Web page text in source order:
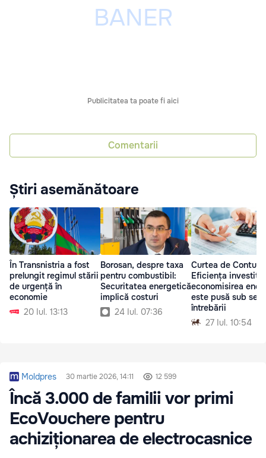
Publicitatea ta poate fi aici
Comentarii
Știri asemănătoare
În Transnistria a fost
prelungit regimul stării
de urgență în
economie
20 Iul. 13:13
Borosan, despre taxa
pentru combustibil:
Securitatea energetică
implică costuri
24 Iul. 07:36
Curtea de Conturi:
Eficiența
economisirea
este pusă sub
întrebării
27 Iul. 10:54
Moldpres 30 martie 2026, 14:11 12 599
Încă 3.000 de familii vor primi
EcoVouchere pentru
achiziționarea de electrocasnice